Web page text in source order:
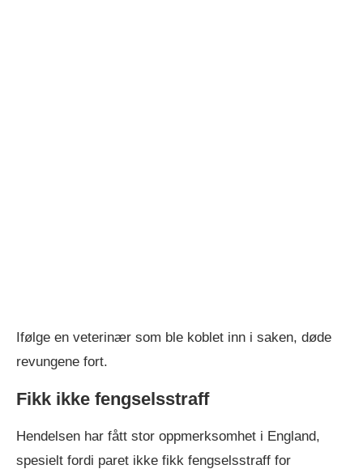
Ifølge en veterinær som ble koblet inn i saken, døde
revungene fort.
Fikk ikke fengselsstraff
Hendelsen har fått stor oppmerksomhet i England,
spesielt fordi paret ikke fikk fengselsstraff for